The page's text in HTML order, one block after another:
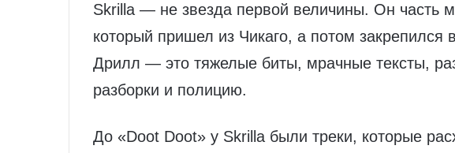
Skrilla — не звезда первой величины. Он часть
который пришел из Чикаго, а потом
Дрилл — это тяжелые биты, мрачные тексты,
разборки и полицию.
До «Doot Doot» у Skrilla были треки, которые